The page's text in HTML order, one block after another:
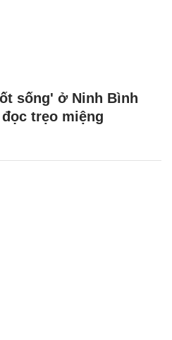
sống' ở Ninh Bình
trẹo miệng